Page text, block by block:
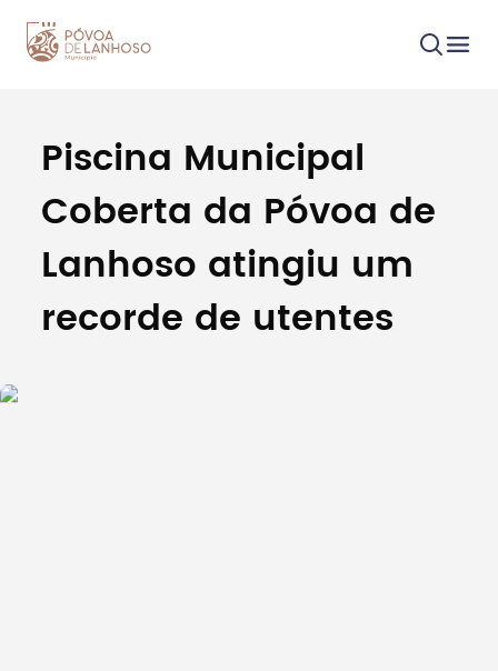
Procurar
Tipo de conteúdo
Piscina Municipal
Coberta da Póvoa de
Lanhoso atingiu um
recorde de utentes